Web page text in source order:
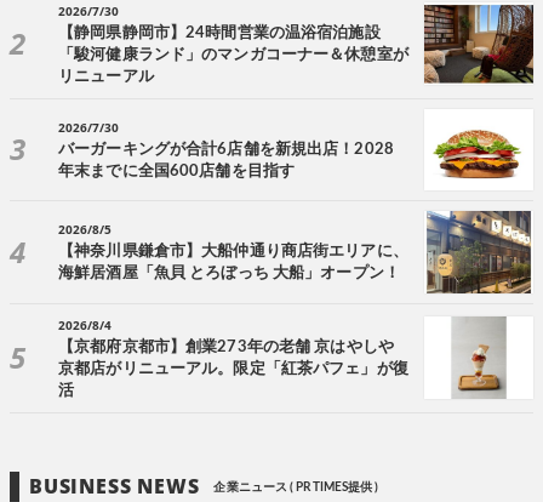
2026/7/30
【静岡県静岡市】24時間営業の温浴宿泊施設
「駿河健康ランド」のマンガコーナー＆休憩室が
リニューアル
2026/7/30
バーガーキングが合計6店舗を新規出店！2028
年末までに全国600店舗を目指す
2026/8/5
【神奈川県鎌倉市】大船仲通り商店街エリアに、
海鮮居酒屋「魚貝 とろぼっち 大船」オープン！
2026/8/4
【京都府京都市】創業273年の老舗 京はやしや
京都店がリニューアル。限定「紅茶パフェ」が復
活
BUSINESS NEWS 企業ニュース ( PR TIMES提供 )